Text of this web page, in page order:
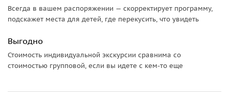
Всегда в вашем распоряжении — скорректирует программу,
подскажет места для детей, где перекусить, что увидеть
Выгодно
Стоимость индивидуальной экскурсии сравнима со
стоимостью групповой, если вы идете с кем-то еще